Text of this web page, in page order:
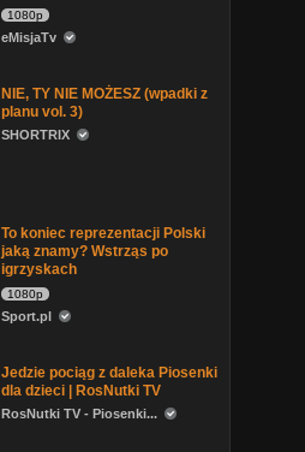
1080p
eMisjaTv
NIE, TY NIE MOŻESZ (wpadki z
planu vol. 3)
SHORTRIX
To koniec reprezentacji Polski
jaką znamy? Wstrząs po
igrzyskach
1080p
Sport.pl
Jedzie pociąg z daleka Piosenki
dla dzieci | RosNutki TV
RosNutki TV - Piosenki...